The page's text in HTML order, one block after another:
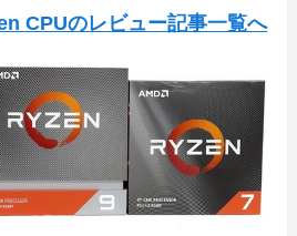
CPUのレビュー記事一覧へ